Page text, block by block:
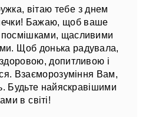
вітаю тебе з днем
Бажаю, щоб ваше
щасливими
Щоб донька радувала,
допитливою і
Взаєморозуміння Вам,
Будьте найяскравішими
в світі!